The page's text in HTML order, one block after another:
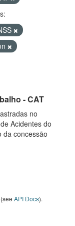
- CAT
no
Acidentes do
da concessão
(see API Docs).